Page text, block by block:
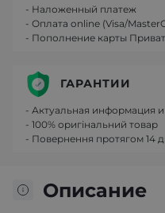
Описание
- Наложенный платеж
- Оплата online (Visa/
- Пополнение карты
ГАРАНТИИ
- Актуальная информация
- 100% оригінальний товар
- Повернення протягом 14